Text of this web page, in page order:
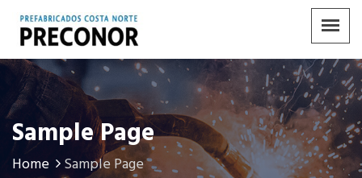
Sample Page
Home Sample Page